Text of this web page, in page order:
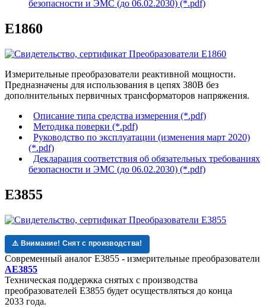
безопасности и ЭМС (до 06.02.2030) (*.pdf)
Е1860
Измерительные преобразователи реактивной мощности.
Предназначены для использования в цепях 380В без
дополнительных первичных трансформаторов напряжения.
Описание типа средства измерения (*.pdf)
Методика поверки (*.pdf)
Руководство по эксплуатации (изменения март 2020)
(*.pdf)
Декларация соответствия об обязательных требованиях
безопасности и ЭМС (до 06.02.2030) (*.pdf)
Е3855
⚠️ Внимание! Снят с производства!
Современный аналог Е3855 - измерительные преобразователи
AE3855
Техническая поддержка снятых с производства
преобразователей Е3855 будет осуществляться до конца
2033 года.